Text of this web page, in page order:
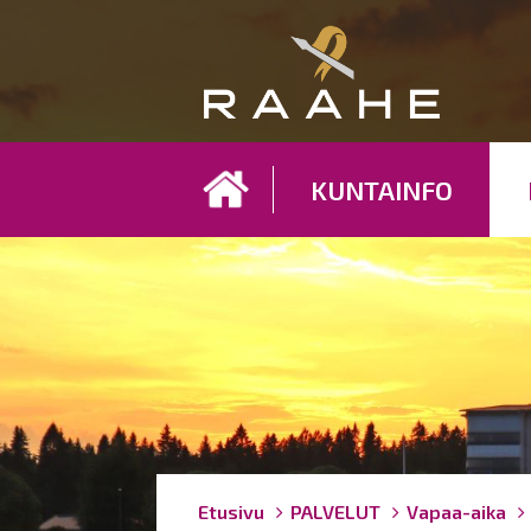
KUNTAINFO
Breadcrumbs
You
Etusivu PALVELUT Vapaa-aika